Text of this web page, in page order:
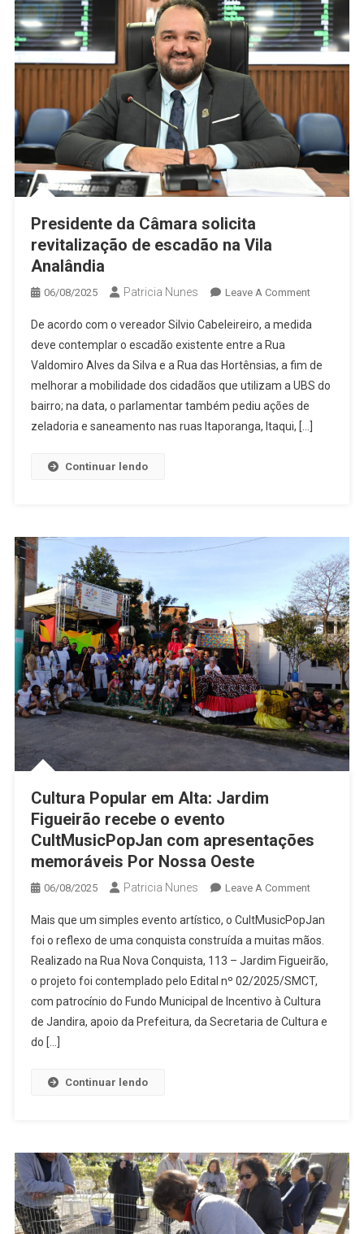
Presidente da Câmara solicita
revitalização de escadão na Vila
Analândia
06/08/2025 Patricia Nunes Leave A CommentOn
Da
Solicita
Escadão
De acordo com o vereador Silvio Cabeleireiro, a medida
deve contemplar o escadão existente entre a Rua
Valdomiro Alves da Silva e a Rua das Hortênsias, a fim de
melhorar a mobilidade dos cidadãos que utilizam a UBS do
bairro; na data, o parlamentar também pediu ações de
zeladoria e saneamento nas ruas Itaporanga, Itaqui, […]
Continuar lendo
Cultura Popular em Alta: Jardim
Figueirão recebe o evento
CultMusicPopJan com apresentações
memoráveis Por Nossa Oeste
06/08/2025 Patricia Nunes Leave A CommentOn
Popular
Em
Alta:
Jardim
Figueirão
Recebe
Nossa
Oeste
Mais que um simples evento artístico, o CultMusicPopJan
foi o reflexo de uma conquista construída a muitas mãos.
Realizado na Rua Nova Conquista, 113 – Jardim Figueirão,
o projeto foi contemplado pelo Edital nº 02/2025/SMCT,
com patrocínio do Fundo Municipal de Incentivo à Cultura
de Jandira, apoio da Prefeitura, da Secretaria de Cultura e
do […]
Continuar lendo